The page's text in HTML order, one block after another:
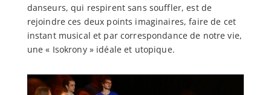
danseurs, qui respirent sans souffler, est de
rejoindre ces deux points imaginaires, faire de cet
instant musical et par correspondance de notre vie,
une « Isokrony » idéale et utopique.